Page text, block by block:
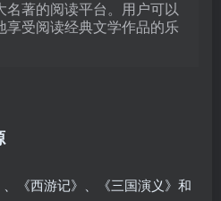
名著的阅读平台。用户可以
享受阅读经典文学作品的乐
《西游记》、《三国演义》和